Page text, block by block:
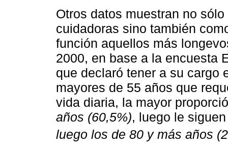
Otros datos muestran no
cuidadoras sino también
función aquellos más
2000, en base a la encuesta
que declaró tener a su cargo
mayores de 55 años que
vida diaria, la mayor
años (60,5%), luego le
luego los de 80 y más años